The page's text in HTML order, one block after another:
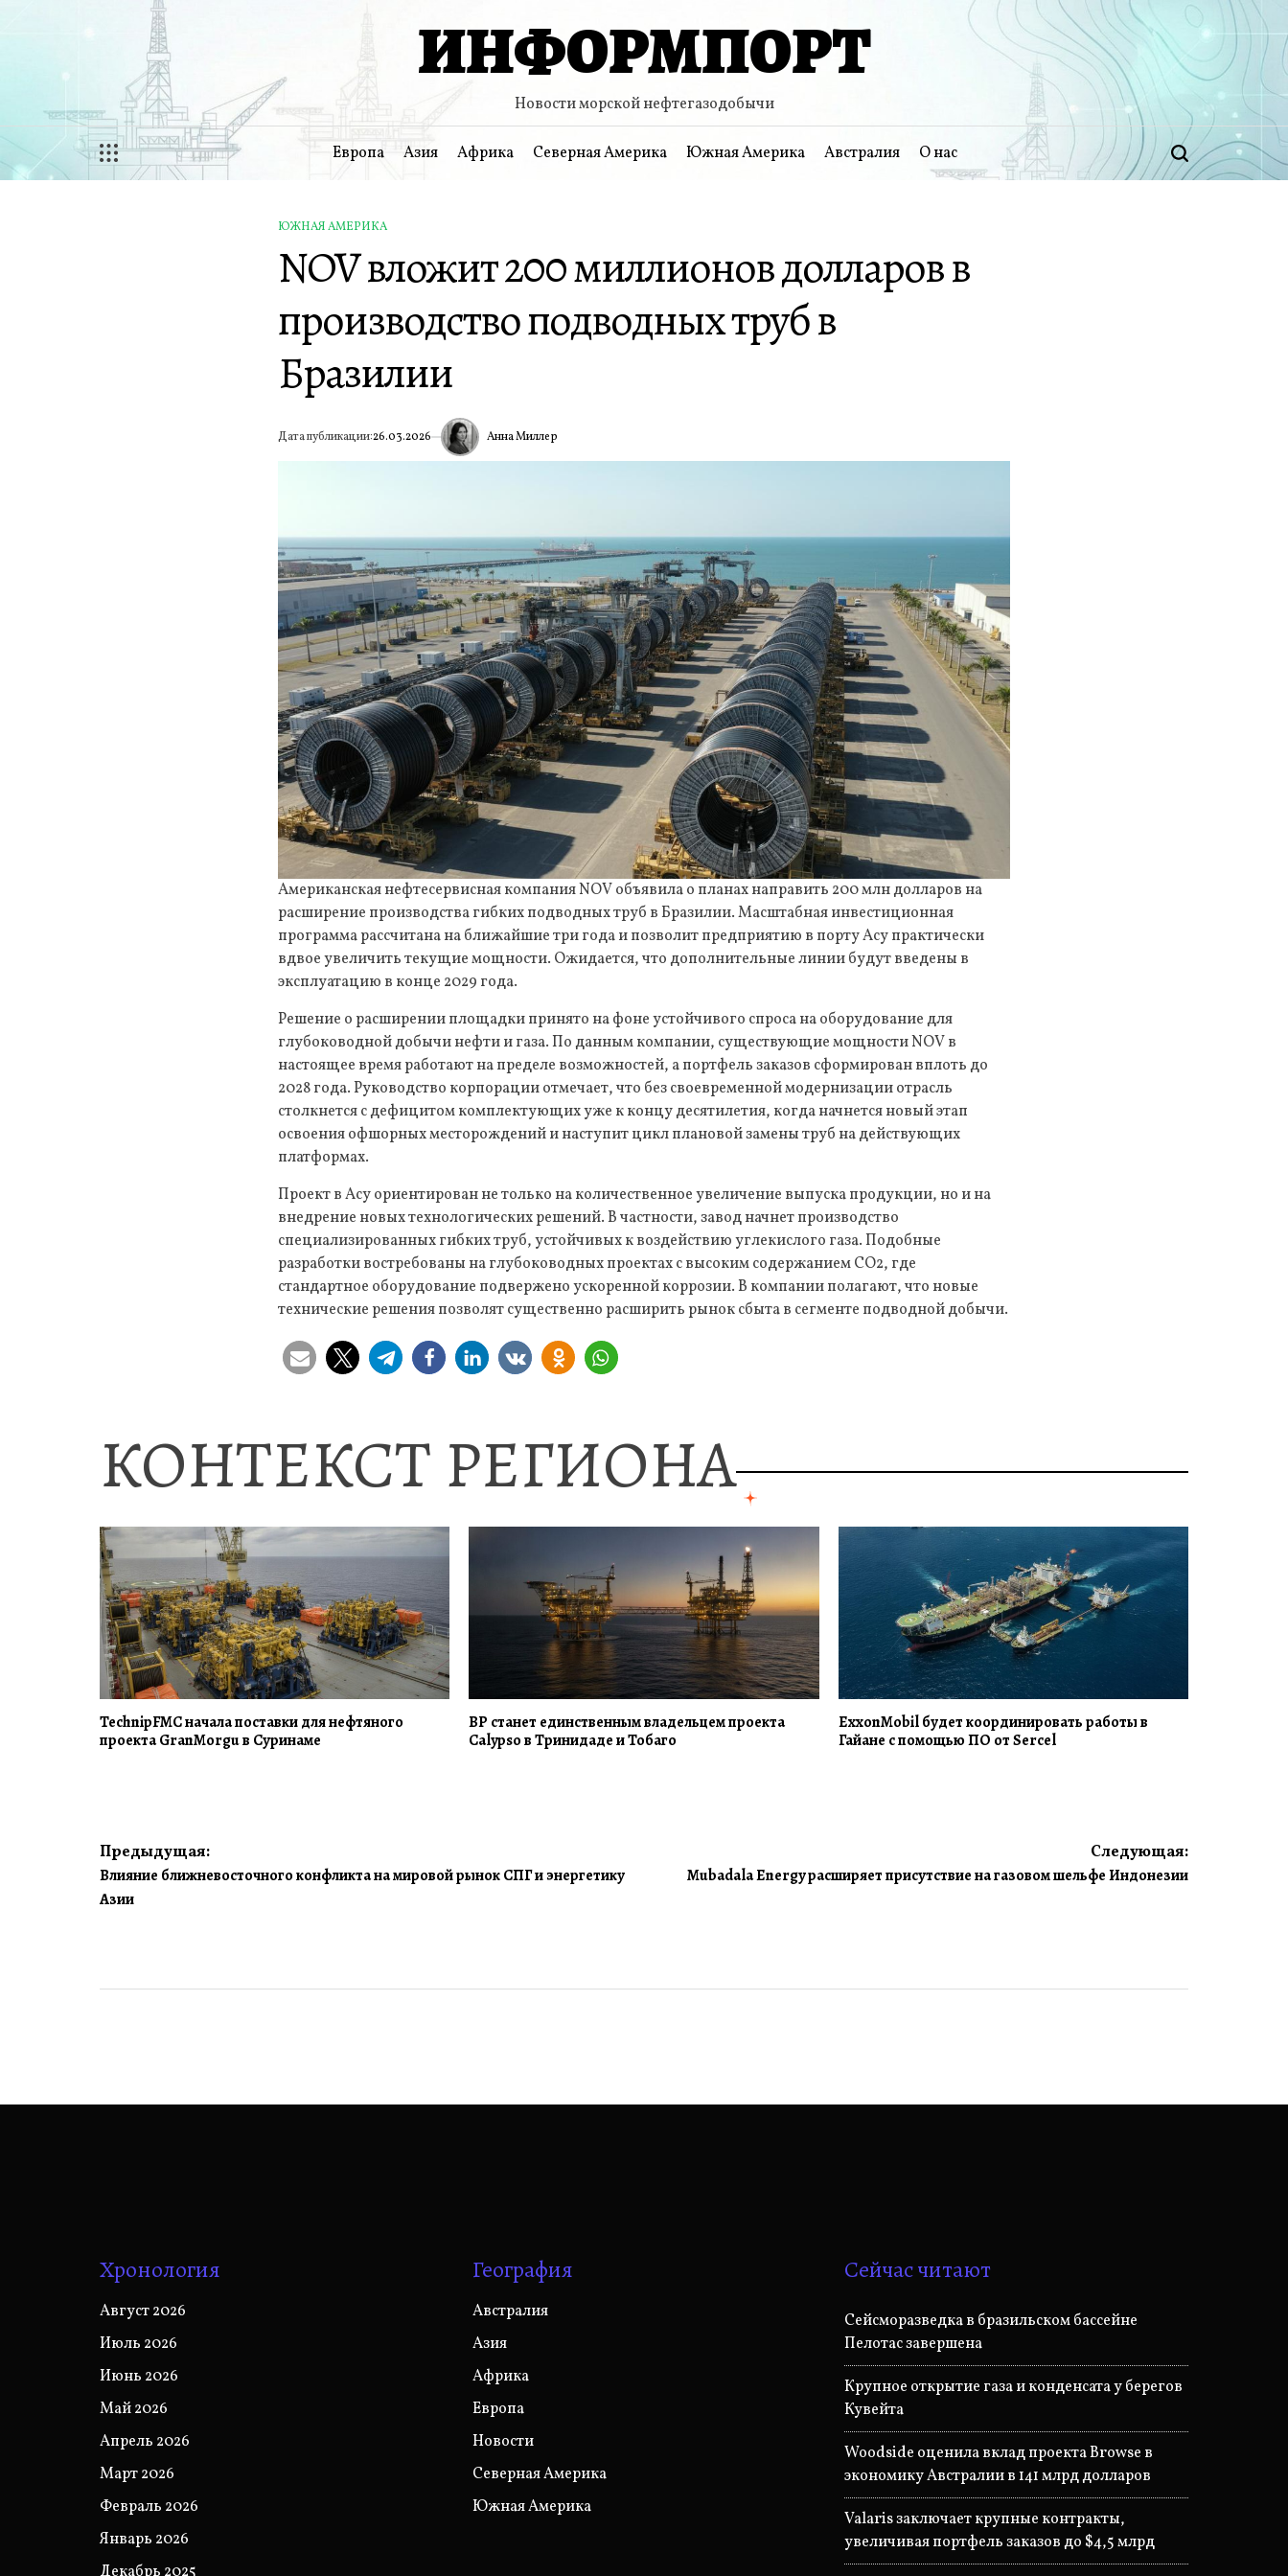
ИНФОРМПОРТ
Новости морской нефтегазодобычи
Европа Азия Африка Северная Америка Южная Америка Австралия О нас Поиск
ОПУБЛИКОВАНО
В
ЮЖНАЯ АМЕРИКА
NOV вложит 200 миллионов долларов в
производство подводных труб в
Бразилии
Дата публикации:26.03.2026 ИА Анна Миллер
Американская нефтесервисная компания NOV объявила о планах направить 200 млн долларов на
расширение производства гибких подводных труб в Бразилии. Масштабная инвестиционная
программа рассчитана на ближайшие три года и позволит предприятию в порту Асу практически
вдвое увеличить текущие мощности. Ожидается, что дополнительные линии будут введены в
эксплуатацию в конце 2029 года.
Решение о расширении площадки принято на фоне устойчивого спроса на оборудование для
глубоководной добычи нефти и газа. По данным компании, существующие мощности NOV в
настоящее время работают на пределе возможностей, а портфель заказов сформирован вплоть до
2028 года. Руководство корпорации отмечает, что без своевременной модернизации отрасль
столкнется с дефицитом комплектующих уже к концу десятилетия, когда начнется новый этап
освоения офшорных месторождений и наступит цикл плановой замены труб на действующих
платформах.
Проект в Асу ориентирован не только на количественное увеличение выпуска продукции, но и на
внедрение новых технологических решений. В частности, завод начнет производство
специализированных гибких труб, устойчивых к воздействию углекислого газа. Подобные
разработки востребованы на глубоководных проектах с высоким содержанием CO2, где
стандартное оборудование подвержено ускоренной коррозии. В компании полагают, что новые
технические решения позволят существенно расширить рынок сбыта в сегменте подводной добычи.
КОНТЕКСТ РЕГИОНА
TechnipFMC начала поставки для нефтяного
проекта GranMorgu в Суринаме
BP станет единственным владельцем проекта
Calypso в Тринидаде и Тобаго
ExxonMobil будет координировать работы в
Гайане с помощью ПО от Sercel
Навигация
по
Предыдущая:
Влияние ближневосточного конфликта на мировой рынок СПГ и энергетику
Азии
Следующая:
Mubadala Energy расширяет присутствие на газовом шельфе Индонезии
Хронология
Август 2026
Июль 2026
Июнь 2026
Май 2026
Апрель 2026
Март 2026
Февраль 2026
Январь 2026
География
Австралия
Азия
Африка
Европа
Новости
Северная Америка
Южная Америка
Сейчас читают
Сейсморазведка в бразильском бассейне
Пелотас завершена
Крупное открытие газа и конденсата у берегов
Кувейта
Woodside оценила вклад проекта Browse в
экономику Австралии в 141 млрд долларов
Valaris заключает крупные контракты,
увеличивая портфель заказов до $4,5 млрд